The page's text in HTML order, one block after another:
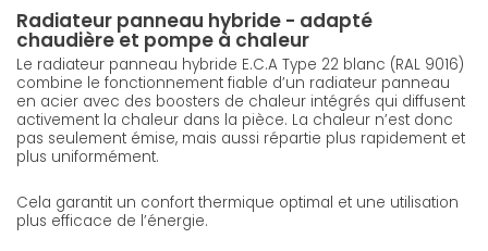
Radiateur panneau hybride - adapté
chaudière et pompe à chaleur
Le radiateur panneau hybride E.C.A Type 22 blanc (RAL 9016)
combine le fonctionnement fiable d’un radiateur panneau
en acier avec des boosters de chaleur intégrés qui diffusent
activement la chaleur dans la pièce. La chaleur n’est donc
pas seulement émise, mais aussi répartie plus rapidement et
plus uniformément.
Cela garantit un confort thermique optimal et une utilisation
plus efficace de l’énergie.